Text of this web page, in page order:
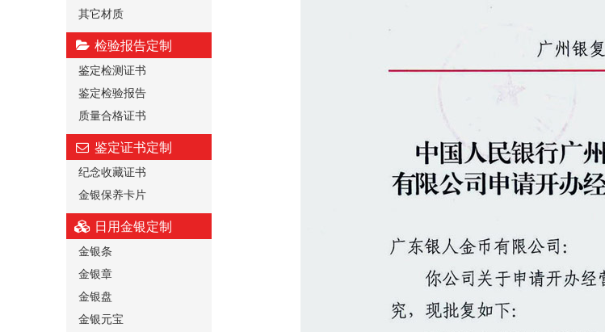
其它材质
检验报告定制
鉴定检测证书
鉴定检验报告
质量合格证书
鉴定证书定制
纪念收藏证书
金银保养卡片
日用金银定制
金银条
金银章
金银盘
金银元宝